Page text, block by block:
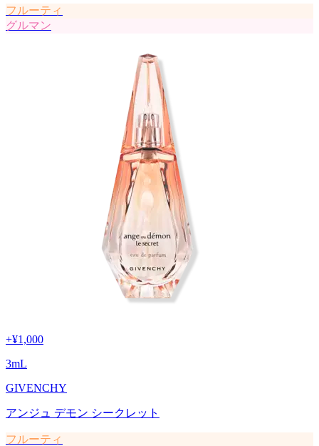
フルーティ
グルマン
+¥1,000
3mL
GIVENCHY
アンジュ デモン シークレット
フルーティ